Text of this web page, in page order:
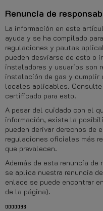
Renuncia de
La información en este
ayuda y se ha compilado
regulaciones y pautas
pueden desviarse de esto o
instaladores y usuarios son
instalación de gas y cumplir
locales aplicables. Consulte
certificado para esto.
A pesar del cuidado con el
información, existe la
pueden derivar derechos de
regulaciones oficiales más
que prevalecen.
Además de esta renuncia
se aplica nuestra renuncia
enlace se puede encontrar
de la página).